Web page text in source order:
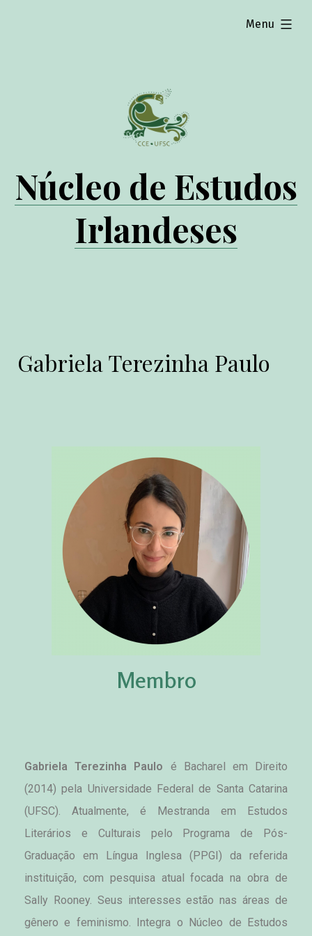
Núcleo de Estudos
Irlandeses
Menu
expanded
Gabriela Terezinha Paulo
Membro
Gabriela Terezinha Paulo é Bacharel em Direito
(2014) pela Universidade Federal de Santa Catarina
(UFSC). Atualmente, é Mestranda em Estudos
Literários e Culturais pelo Programa de Pós-
Graduação em Língua Inglesa (PPGI) da referida
instituição, com pesquisa atual focada na obra de
Sally Rooney. Seus interesses estão nas áreas de
gênero e feminismo. Integra o Núcleo de Estudos